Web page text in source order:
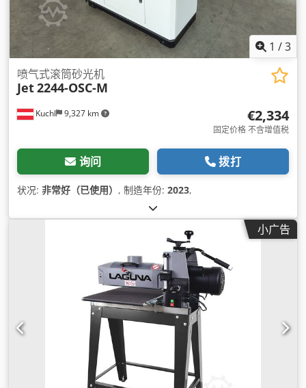
1 /3
Kuchl 9,327 km
喷气式滚筒砂光机
Jet2244-OSC-M
€2,334
固定价格 不含增值税
询问 拨打
状况: 非常好（已使用） , 制造年份: 2023,
小广告